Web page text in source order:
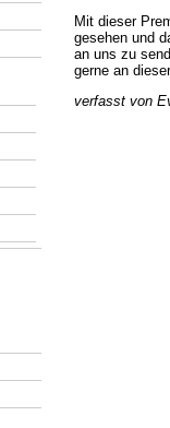
Mit dieser
gesehen und
an uns zu
gerne an
verfasst von